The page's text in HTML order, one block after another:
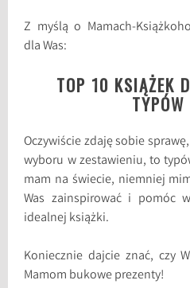
Z myślą o Mamach-
dla Was:
TOP 10 KSIĄŻEK
Oczywiście zdaję sobie
wyboru w zestawieniu, to
mam na świecie, niemniej
Was zainspirować i pomóc
idealnej książki.
Koniecznie dajcie znać, czy
Mamom bukowe prezenty!